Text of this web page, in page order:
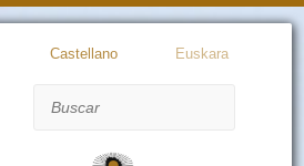
Castellano Euskara